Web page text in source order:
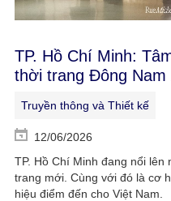
TP. Hồ Chí Minh:
thời trang Đông Nam
Truyền thông và Thiết kế
12/06/2026
TP. Hồ Chí Minh đang nổi
trang mới. Cùng với đó là cơ
hiệu điểm đến cho Việt Nam.